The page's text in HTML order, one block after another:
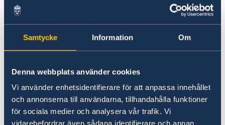
Samtycke Information Om
Denna webbplats använder cookies
Vi använder enhetsidentifierare för att anpassa innehållet
och annonserna till användarna, tillhandahålla funktioner
för sociala medier och analysera vår trafik. Vi
Vad ambassaden erbjuder
sommarsäsongen 2026 med start i mitten av
april och med slutdatum 28 augusti 2026.
En godkänd registerkontroll samt att man